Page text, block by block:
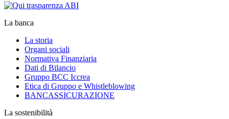
La banca
La storia
Organi sociali
Normativa Finanziaria
Dati di Bilancio
Gruppo BCC Iccrea
Etica di Gruppo e Whistleblowing
BANCASSICURAZIONE
La sostenibilità